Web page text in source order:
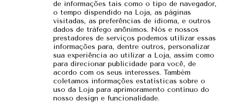
de informações tais como o tipo de navegador,
o tempo dispendido na Loja, as páginas
visitadas, as preferências de idioma, e outros
dados de tráfego anônimos. Nós e nossos
prestadores de serviços podemos utilizar essas
informações para, dentre outros, personalizar
sua experiência ao utilizar a Loja, assim como
para direcionar publicidade para você, de
acordo com os seus interesses. Também
coletamos informações estatísticas sobre o
uso da Loja para aprimoramento contínuo do
nosso design e funcionalidade.